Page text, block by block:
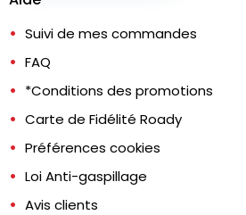
Suivi de mes commandes
FAQ
*Conditions des promotions
Carte de Fidélité Roady
Préférences cookies
Loi Anti-gaspillage
Avis clients